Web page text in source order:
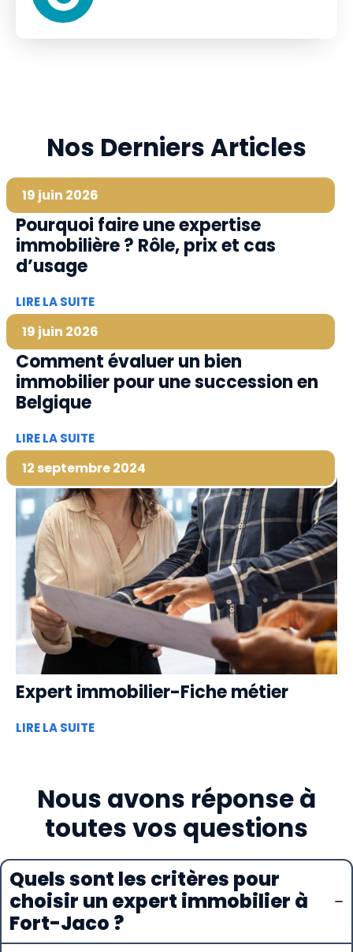
Nos Derniers Articles
19 juin 2026
Pourquoi faire une expertise
immobilière ? Rôle, prix et cas
d’usage
LIRE LA SUITE
19 juin 2026
Comment évaluer un bien
immobilier pour une succession en
Belgique
LIRE LA SUITE
12 septembre 2024
Expert immobilier-Fiche métier
LIRE LA SUITE
Nous avons réponse à
toutes vos questions
Quels sont les critères pour
choisir un expert immobilier à
Fort-Jaco ?